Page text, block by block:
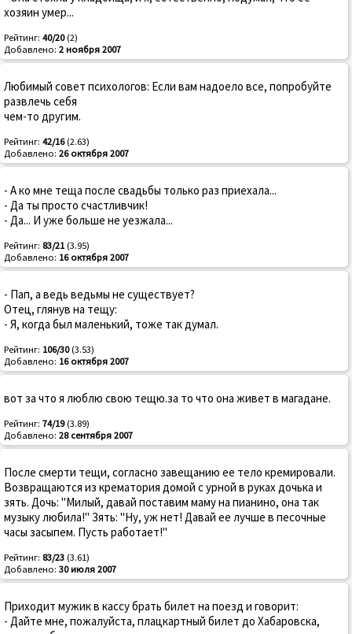
хозяин умер...
Рейтинг: 40/20(2)
Добавлено: 2 ноября 2007
Любимый совет психологов: Если вам надоело все, попробуйте
развлечь себя
чем-то другим.
Рейтинг: 42/16(2.63)
Добавлено: 26 октября 2007
- А ко мне теща после свадьбы только раз приехала...
- Да ты просто счастливчик!
- Да... И уже больше не уезжала...
Рейтинг: 83/21 (3.95)
Добавлено: 16 октября 2007
- Пап, а ведь ведьмы не существует?
Отец, глянув на тещу:
- Я, когда был маленький, тоже так думал.
Рейтинг: 106/30(3.53)
Добавлено: 16 октября 2007
вот за что я люблю свою тещю.за то что она живет в магадане.
Рейтинг: 74/19(3.89)
Добавлено: 28 сентября 2007
После смерти тещи, согласно завещанию ее тело кремировали.
Возвращаются из крематория домой с урной в руках дочька и
зять. Дочь: "Милый, давай поставим маму на пианино, она так
музыку любила!" Зять: "Ну, уж нет! Давай ее лучше в песочные
часы засыпем. Пусть работает!"
Рейтинг: 83/23 (3.61)
Добавлено: 30 июля 2007
Приходит мужик в кассу брать билет на поезд и говорит:
- Дайте мне, пожалуйста, плацкартный билет до Хабаровска,